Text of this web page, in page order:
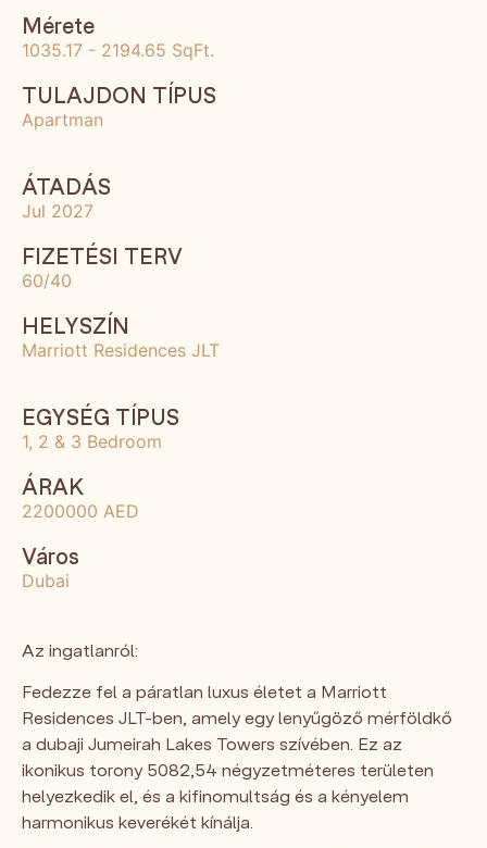
Mérete
1035.17 - 2194.65 SqFt.
TULAJDON TÍPUS
Apartman
ÁTADÁS
Jul 2027
FIZETÉSI TERV
60/40
HELYSZÍN
Marriott Residences JLT
EGYSÉG TÍPUS
1, 2 & 3 Bedroom
ÁRAK
2200000 AED
Város
Dubai
Az ingatlanról:
Fedezze fel a páratlan luxus életet a Marriott
Residences JLT-ben, amely egy lenyűgöző mérföldkő
a dubaji Jumeirah Lakes Towers szívében. Ez az
ikonikus torony 5082,54 négyzetméteres területen
helyezkedik el, és a kifinomultság és a kényelem
harmonikus keverékét kínálja.